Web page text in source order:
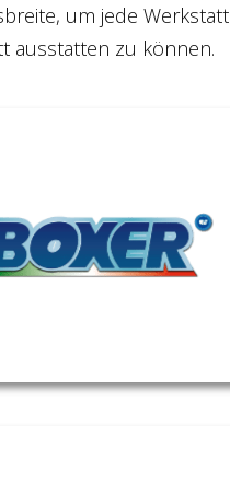
um jede Werkstatt
ausstatten zu können.